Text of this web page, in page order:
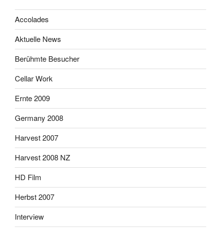
Accolades
Aktuelle News
Berühmte Besucher
Cellar Work
Ernte 2009
Germany 2008
Harvest 2007
Harvest 2008 NZ
HD Film
Herbst 2007
Interview